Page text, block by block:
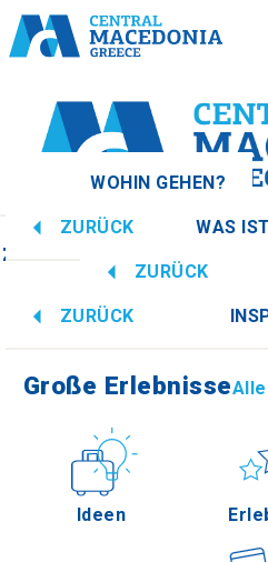
WOHIN GEHEN?
Imathia
ZURÜCK WAS
Kultur
ZURÜCK
How to
ZURÜCK
Große Erlebnisse
Ideen